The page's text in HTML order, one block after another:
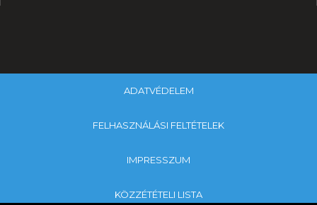
ADATVÉDELEM
FELHASZNÁLÁSI FELTÉTELEK
IMPRESSZUM
KÖZZÉTÉTELI LISTA